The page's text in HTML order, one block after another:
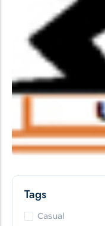
Tags
Casual